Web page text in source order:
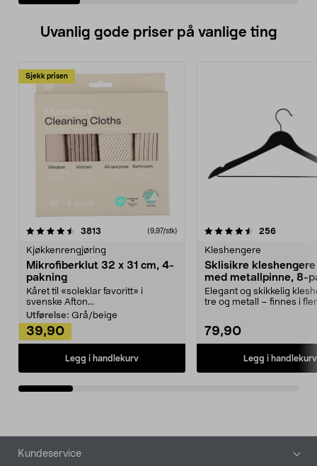
Uvanlig gode priser på vanlige ting
Sjekk prisen
3813 anmeldelser(9,97/stk)
Kjøkkenrengjøring
Mikrofiberklut 32 x 31 cm, 4-
pakning
Kåret til «soleklar favoritt» i
svenske Afton...
Utførelse: Grå/beige
39,90
Legg i handlekurv
4.5av 5 stjerner 256
Kleshengere
Sklisikre
med metallpinne, 8-
Elegant og skikkelig
tre og metall – finnes i
79,90
Legg i handlekurv
4.5av 5 stjerner
Bunntekst
Kundeservice